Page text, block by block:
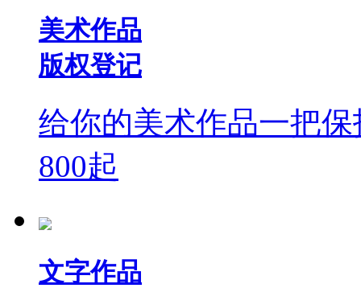
美术作品
版权登记
给你的美术作品一把保
800起
文字作品